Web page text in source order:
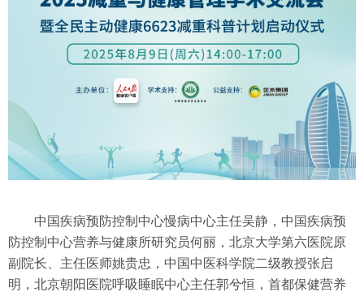
中国疾病预防控制中心慢病中心主任吴静，中国疾病预
防控制中心营养与健康所研究员何丽，北京大学第六医院原
副院长、主任医师姚贵忠，中国中医科学院二级教授张启
明，北京朝阳医院呼吸睡眠中心主任郭兮恒，首都保健营养